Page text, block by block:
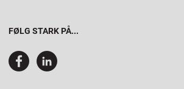
FØLG STARK PÅ...